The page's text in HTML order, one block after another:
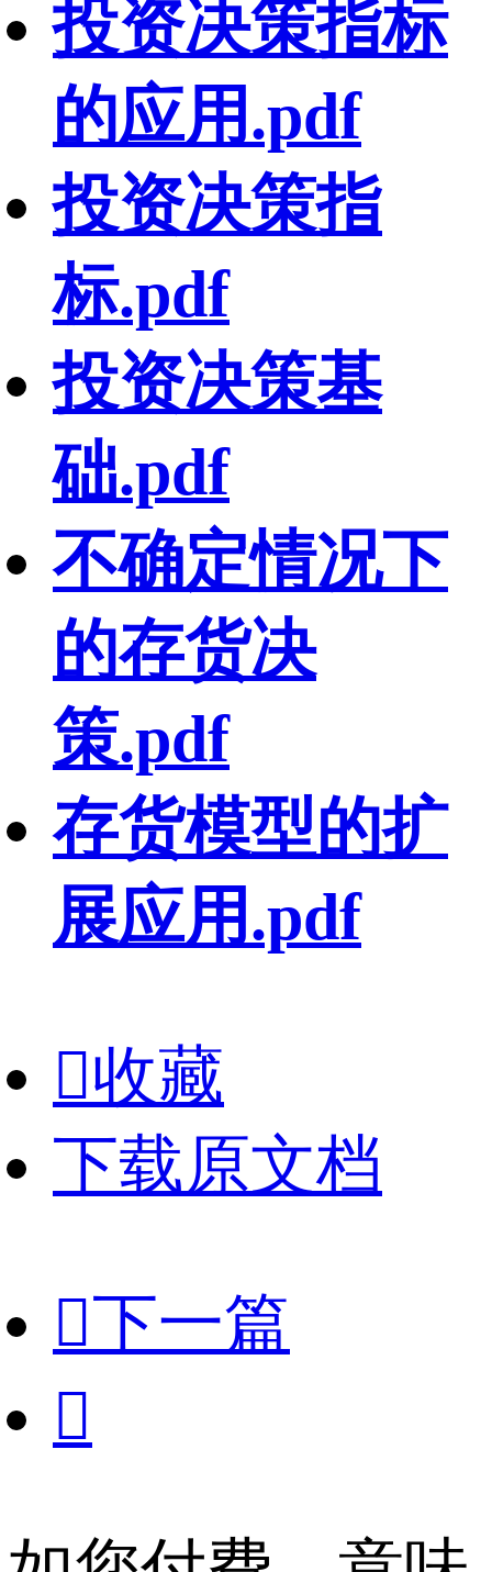
投资决策指标
的应用.pdf
投资决策指
标.pdf
投资决策基
础.pdf
不确定情况下
的存货决
策.pdf
存货模型的扩
展应用.pdf
收藏
下载原文档
下一篇
